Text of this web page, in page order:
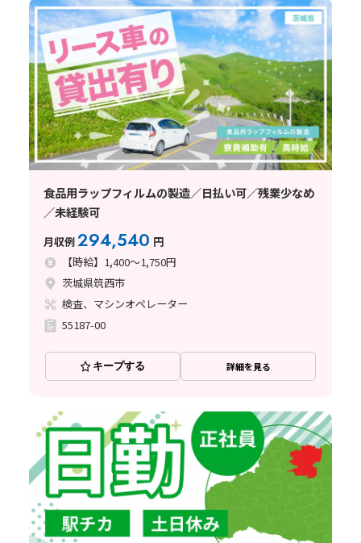
食品用ラップフィルムの製造／日払い可／残業少なめ
／未経験可
月収例294,540 円
【時給】1,400～1,750円
茨城県筑西市
検査、マシンオペレーター
55187-00
キープする 詳細を見る